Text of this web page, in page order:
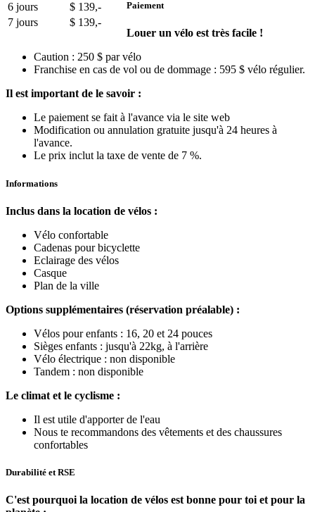
6 jours
$ 139,-
7 jours
$ 139,-
Paiement
Louer un vélo est très facile !
Caution : 250 $ par vélo
Franchise en cas de vol ou de dommage : 595 $ vélo régulier.
Il est important de le savoir :
Le paiement se fait à l'avance via le site web
Modification ou annulation gratuite jusqu'à 24 heures à
l'avance.
Le prix inclut la taxe de vente de 7 %.
Informations
Inclus dans la location de vélos :
Vélo confortable
Cadenas pour bicyclette
Eclairage des vélos
Casque
Plan de la ville
Options supplémentaires (réservation préalable) :
Vélos pour enfants : 16, 20 et 24 pouces
Sièges enfants : jusqu'à 22kg, à l'arrière
Vélo électrique : non disponible
Tandem : non disponible
Le climat et le cyclisme :
Il est utile d'apporter de l'eau
Nous te recommandons des vêtements et des chaussures
confortables
Durabilité et RSE
C'est pourquoi la location de vélos est bonne pour toi et pour la